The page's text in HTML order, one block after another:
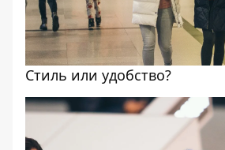
Стиль или удобство?